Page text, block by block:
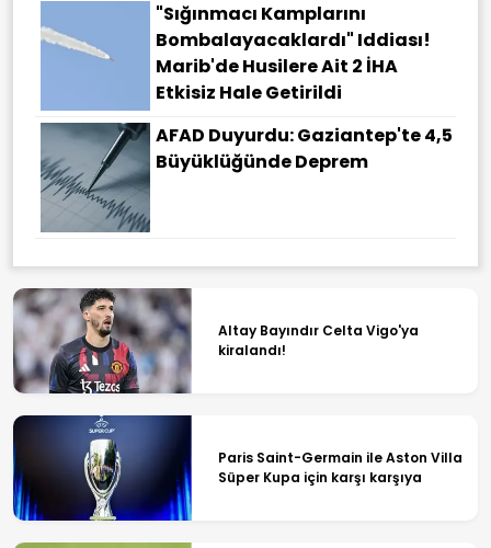
"Sığınmacı Kamplarını
Bombalayacaklardı" Iddiası!
Marib'de Husilere Ait 2 İHA
Etkisiz Hale Getirildi
AFAD Duyurdu: Gaziantep'te 4,5
Büyüklüğünde Deprem
Altay Bayındır Celta Vigo'ya
kiralandı!
Paris Saint-Germain ile Aston Villa
Süper Kupa için karşı karşıya